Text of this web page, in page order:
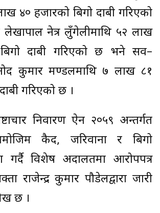
४० हजारको बिगो दाबी गरिएको
नेत्र लुँगेलीमाथि ५२ लाख
दाबी गरिएको छ भने सव–
कुमार मण्डलमाथि ७ लाख ८१
गरिएको छ ।
निवारण ऐन २०५९ अन्तर्गत
कैद, जरिवाना र बिगो
गर्दै विशेष अदालतमा आरोपपत्र
राजेन्द्र कुमार पौडेलद्वारा जारी
छ ।